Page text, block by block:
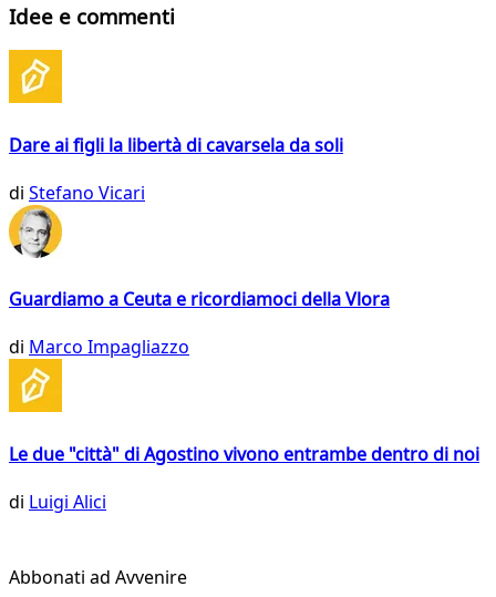
Idee e commenti
Dare ai figli la libertà di cavarsela da soli
di Stefano Vicari
Guardiamo a Ceuta e ricordiamoci della Vlora
di Marco Impagliazzo
Le due "città" di Agostino vivono entrambe dentro di noi
di Luigi Alici
Abbonati ad Avvenire